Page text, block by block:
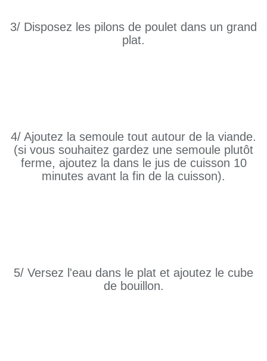
3/ Disposez les pilons de poulet dans un grand
plat.
4/ Ajoutez la semoule tout autour de la viande.
(si vous souhaitez gardez une semoule plutôt
ferme, ajoutez la dans le jus de cuisson 10
minutes avant la fin de la cuisson).
5/ Versez l'eau dans le plat et ajoutez le cube
de bouillon.